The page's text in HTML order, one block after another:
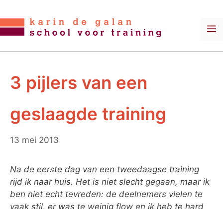
naar
de
3 pijlers van een
geslaagde training
13 mei 2013
Na de eerste dag van een tweedaagse training
rijd ik naar huis. Het is niet slecht gegaan, maar ik
ben niet echt tevreden: de deelnemers vielen te
vaak stil, er was te weinig flow en ik heb te hard